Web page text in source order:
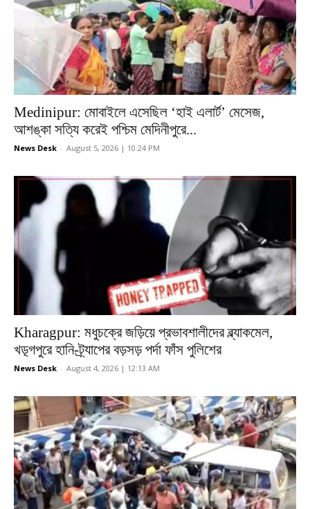
Medinipur: মোবাইলে এসেছিল ‘হাই এলার্ট’ মেসেজ,
আশঙ্কা সত্যি করেই পশ্চিম মেদিনীপুরে...
News Desk - August 5, 2026 | 10:24 PM
Kharagpur: মধুচক্রে জড়িয়ে প্রভাবশালীদের ব্ল্যাকমেল,
খড়্গপুরে হানি-ট্র্যাপের বড়সড় পর্দা ফাঁস পুলিশের
News Desk - August 4, 2026 | 12:13 AM